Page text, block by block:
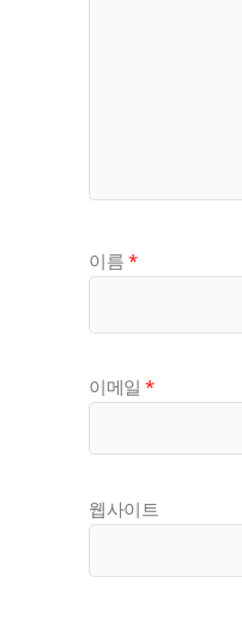
이름 *
이메일 *
웹사이트